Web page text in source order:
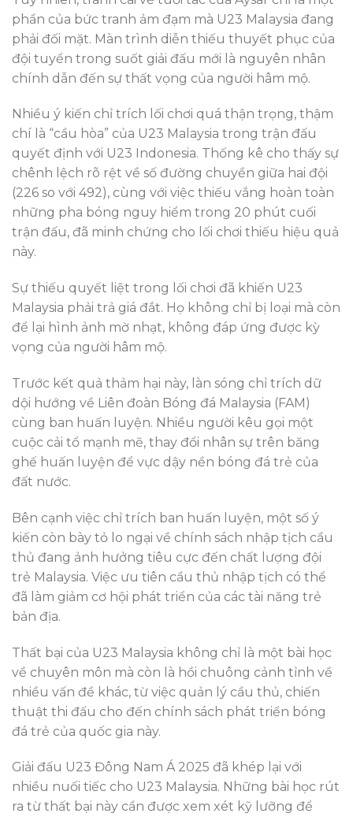
phần của bức tranh ảm đạm mà U23 Malaysia đang
phải đối mặt. Màn trình diễn thiếu thuyết phục của
đội tuyển trong suốt giải đấu mới là nguyên nhân
chính dẫn đến sự thất vọng của người hâm mộ.
Nhiều ý kiến chỉ trích lối chơi quá thận trọng, thậm
chí là “cầu hòa” của U23 Malaysia trong trận đấu
quyết định với U23 Indonesia. Thống kê cho thấy sự
chênh lệch rõ rệt về số đường chuyền giữa hai đội
(226 so với 492), cùng với việc thiếu vắng hoàn toàn
những pha bóng nguy hiểm trong 20 phút cuối
trận đấu, đã minh chứng cho lối chơi thiếu hiệu quả
này.
Sự thiếu quyết liệt trong lối chơi đã khiến U23
Malaysia phải trả giá đắt. Họ không chỉ bị loại mà còn
để lại hình ảnh mờ nhạt, không đáp ứng được kỳ
vọng của người hâm mộ.
Trước kết quả thảm hại này, làn sóng chỉ trích dữ
dội hướng về Liên đoàn Bóng đá Malaysia (FAM)
cùng ban huấn luyện. Nhiều người kêu gọi một
cuộc cải tổ mạnh mẽ, thay đổi nhân sự trên băng
ghế huấn luyện để vực dậy nền bóng đá trẻ của
đất nước.
Bên cạnh việc chỉ trích ban huấn luyện, một số ý
kiến còn bày tỏ lo ngại về chính sách nhập tịch cầu
thủ đang ảnh hưởng tiêu cực đến chất lượng đội
trẻ Malaysia. Việc ưu tiên cầu thủ nhập tịch có thể
đã làm giảm cơ hội phát triển của các tài năng trẻ
bản địa.
Thất bại của U23 Malaysia không chỉ là một bài học
về chuyên môn mà còn là hồi chuông cảnh tỉnh về
nhiều vấn đề khác, từ việc quản lý cầu thủ, chiến
thuật thi đấu cho đến chính sách phát triển bóng
đá trẻ của quốc gia này.
Giải đấu U23 Đông Nam Á 2025 đã khép lại với
nhiều nuối tiếc cho U23 Malaysia. Những bài học rút
ra từ thất bại này cần được xem xét kỹ lưỡng để